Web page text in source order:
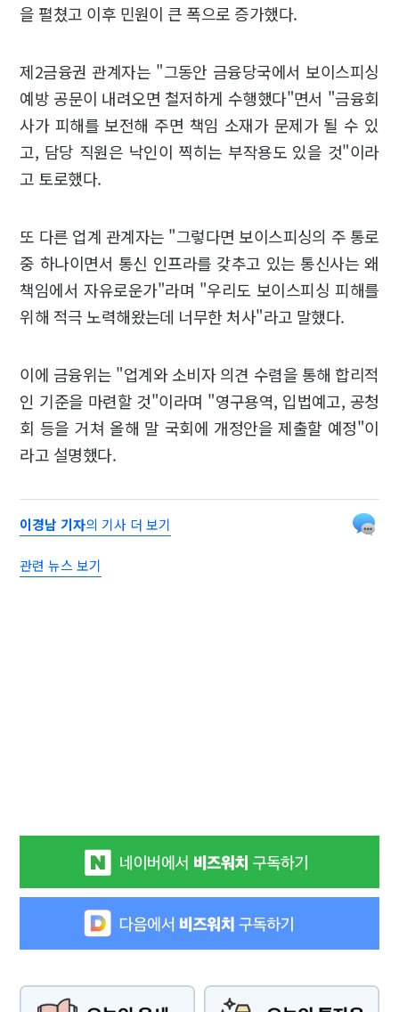
을 펼쳤고 이후 민원이 큰 폭으로 증가했다.
제2금융권 관계자는 "그동안 금융당국에서 보이스피싱
예방 공문이 내려오면 철저하게 수행했다"면서 "금융회
사가 피해를 보전해 주면 책임 소재가 문제가 될 수 있
고, 담당 직원은 낙인이 찍히는 부작용도 있을 것"이라
고 토로했다.
또 다른 업계 관계자는 "그렇다면 보이스피싱의 주 통로
중 하나이면서 통신 인프라를 갖추고 있는 통신사는 왜
책임에서 자유로운가"라며 "우리도 보이스피싱 피해를
위해 적극 노력해왔는데 너무한 처사"라고 말했다.
이에 금융위는 "업계와 소비자 의견 수렴을 통해 합리적
인 기준을 마련할 것"이라며 "영구용역, 입법예고, 공청
회 등을 거쳐 올해 말 국회에 개정안을 제출할 예정"이
라고 설명했다.
이경남 기자의 기사 더 보기
관련 뉴스 보기